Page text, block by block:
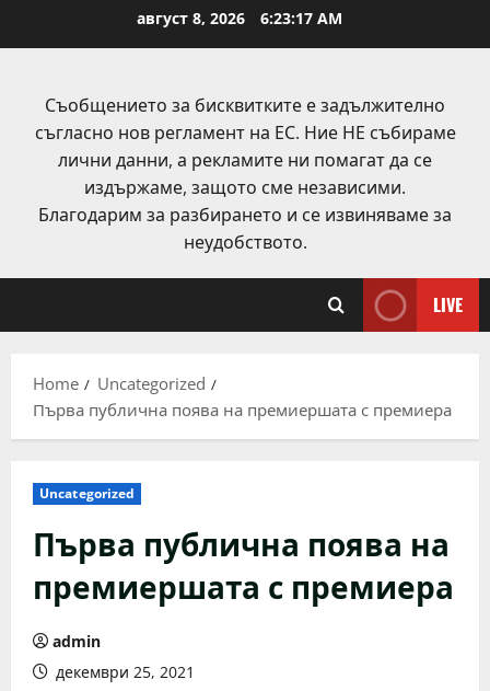
август 8, 2026 6:23:18 AM
Съобщението за бисквитките е задължително
съгласно нов регламент на ЕС. Ние НЕ събираме
лични данни, а рекламите ни помагат да се
издържаме, защото сме независими.
Благодарим за разбирането и се извиняваме за
неудобството.
LIVE
Home
Uncategorized
Първа публична поява на премиершата с премиера
Uncategorized
Първа публична поява на
премиершата с премиера
admin
декември 25, 2021